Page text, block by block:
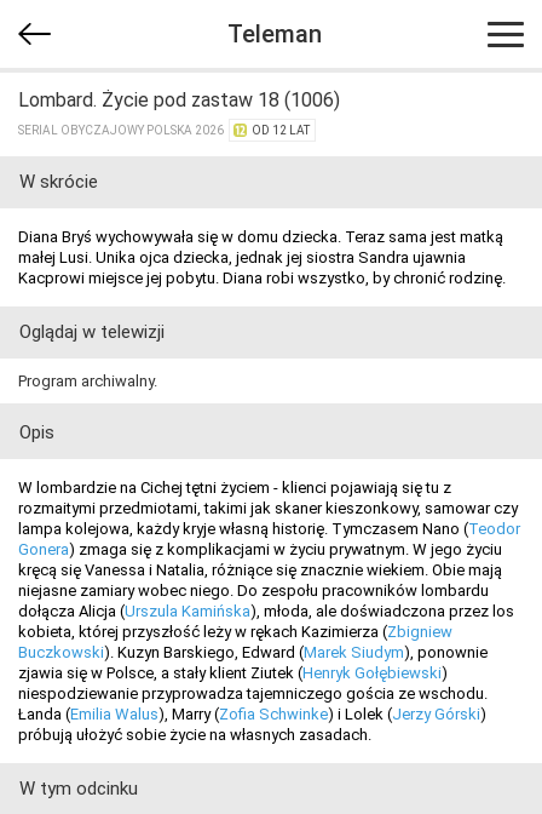
Teleman
Lombard. Życie pod zastaw 18 (1006)
SERIAL OBYCZAJOWY POLSKA 2026 OD 12 LAT
W skrócie
Diana Bryś wychowywała się w domu dziecka. Teraz sama jest matką
małej Lusi. Unika ojca dziecka, jednak jej siostra Sandra ujawnia
Kacprowi miejsce jej pobytu. Diana robi wszystko, by chronić rodzinę.
Oglądaj w telewizji
Program archiwalny.
Opis
W lombardzie na Cichej tętni życiem - klienci pojawiają się tu z
rozmaitymi przedmiotami, takimi jak skaner kieszonkowy, samowar czy
lampa kolejowa, każdy kryje własną historię. Tymczasem Nano (Teodor
Gonera) zmaga się z komplikacjami w życiu prywatnym. W jego życiu
kręcą się Vanessa i Natalia, różniące się znacznie wiekiem. Obie mają
niejasne zamiary wobec niego. Do zespołu pracowników lombardu
dołącza Alicja (Urszula Kamińska), młoda, ale doświadczona przez los
kobieta, której przyszłość leży w rękach Kazimierza (Zbigniew
Buczkowski). Kuzyn Barskiego, Edward (Marek Siudym), ponownie
zjawia się w Polsce, a stały klient Ziutek (Henryk Gołębiewski)
niespodziewanie przyprowadza tajemniczego gościa ze wschodu.
Łanda (Emilia Walus), Marry (Zofia Schwinke) i Lolek (Jerzy Górski)
próbują ułożyć sobie życie na własnych zasadach.
W tym odcinku